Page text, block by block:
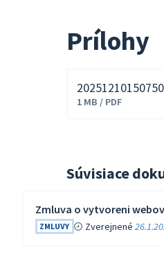
Prílohy
Stiahnuť
1 MB / PDF
Súvisiace
Zmluva o vytvoreni
ZMLUVY Zverejnené